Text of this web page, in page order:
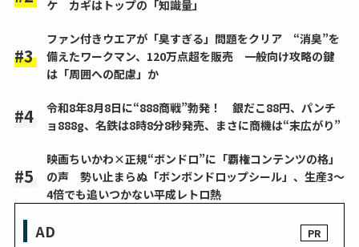
ケ カギはトップの「知識量」
ファン付きウエアが「臭すぎる」問題をクリア “消臭”を
備えたワークマン、120万点超を販売 一般向け攻略の鍵
は「周囲への配慮」か
令和8年8月8日に“888商戦”勃発！ 銀だこ88円、パンチ
ョ888g、名鉄は8時8分8秒発売、まさに商機は“末広がり”
映画ちいかわ×正規“ボンドロ”に「覇権コンテンツの格」
の声 勢い止まらぬ「ボンボンドロップシール」、生産3～
4倍でも追いつかない平成レトロ熱
AD